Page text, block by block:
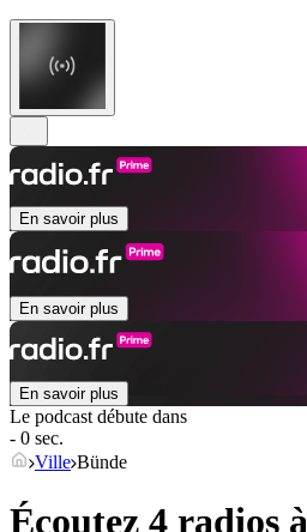
En savoir plus
En savoir plus
En savoir plus
Le podcast débute dans
- 0 sec.
Ville Bünde
Écoutez 4 radios à